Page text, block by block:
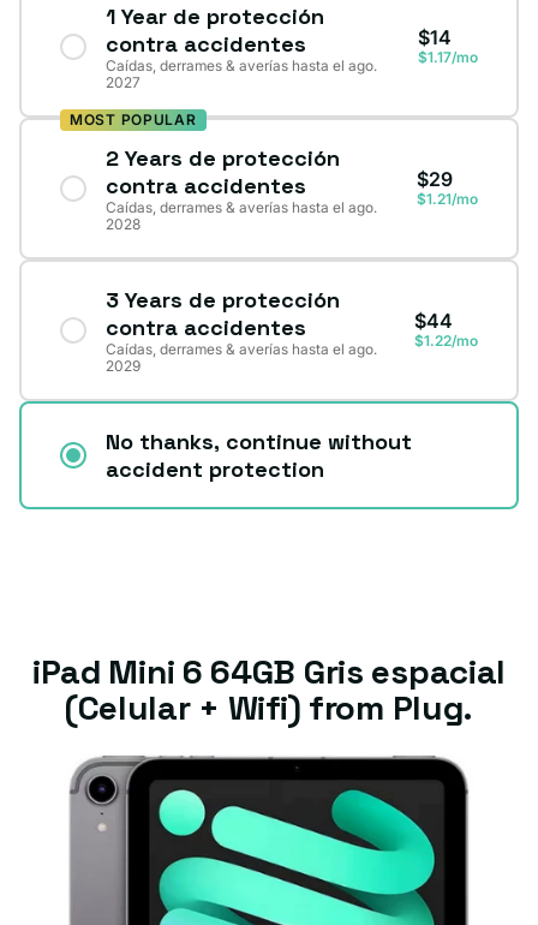
1 Year de protección
contra accidentes
Caídas, derrames & averías hasta el ago.
2027
$14
$1.17/mo
MOST POPULAR
2 Years de protección
contra accidentes
Caídas, derrames & averías hasta el ago.
2028
$29
$1.21/mo
3 Years de protección
contra accidentes
Caídas, derrames & averías hasta el ago.
2029
$44
$1.22/mo
No thanks, continue without
accident protection
iPad Mini 6 64GB Gris espacial
(Celular + Wifi) from Plug.